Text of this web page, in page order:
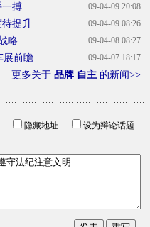
09-04-09 20:08
一搏
09-04-09 08:26
提升
09-04-08 08:27
略
09-04-07 18:17
展前瞻
更多关于 品牌 自主 的新闻>>
隐藏地址
设为辩论话题